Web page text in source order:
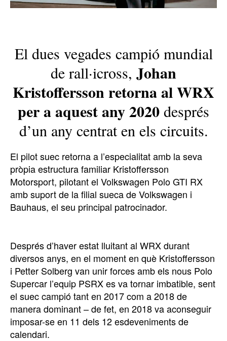
El dues vegades campió mundial
de rall·icross, Johan
Kristoffersson retorna al WRX
per a aquest any 2020 després
d’un any centrat en els circuits.
El pilot suec retorna a l’especialitat amb la seva
pròpia estructura familiar Kristoffersson
Motorsport, pilotant el Volkswagen Polo GTI RX
amb suport de la filial sueca de Volkswagen i
Bauhaus, el seu principal patrocinador.
Després d’haver estat lluitant al WRX durant
diversos anys, en el moment en què Kristoffersson
i Petter Solberg van unir forces amb els nous Polo
Supercar l’equip PSRX es va tornar imbatible, sent
el suec campió tant en 2017 com a 2018 de
manera dominant – de fet, en 2018 va aconseguir
imposar-se en 11 dels 12 esdeveniments de
calendari.